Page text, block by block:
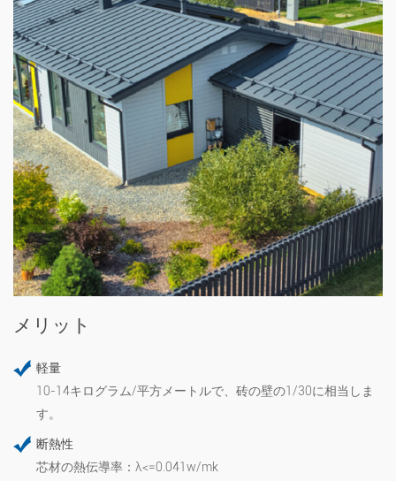
メリット
軽量
10-14キログラム/平方メートルで、砖の壁の1/30に相当しま
す。
断熱性
芯材の熱伝導率：λ<=0.041w/mk